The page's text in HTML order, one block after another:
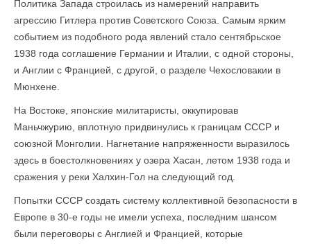
Политика Запада строилась из намерений направить
агрессию Гитлера против Советского Союза. Самым ярким
событием из подобного рода явлений стало сентябрьское
1938 года соглашение Германии и Италии, с одной стороны,
и Англии с Францией, с другой, о разделе Чехословакии в
Мюнхене.
На Востоке, японские милитаристы, оккупировав
Маньчжурию, вплотную придвинулись к границам СССР и
союзной Монголии. Нагнетание напряженности выразилось
здесь в боестолкновениях у озера Хасан, летом 1938 года и
сражения у реки Халхин-Гол на следующий год.
Попытки СССР создать систему коллективной безопасности в
Европе в 30-е годы не имели успеха, последним шансом
были переговоры с Англией и Францией, которые